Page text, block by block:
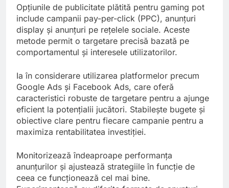
Opțiunile de publicitate plătită pentru gaming pot
include campanii pay-per-click (PPC), anunțuri
display și anunțuri pe rețelele sociale. Aceste
metode permit o targetare precisă bazată pe
comportamentul și interesele utilizatorilor.
Ia în considerare utilizarea platformelor precum
Google Ads și Facebook Ads, care oferă
caracteristici robuste de targetare pentru a ajunge
eficient la potențialii jucători. Stabilește bugete și
obiective clare pentru fiecare campanie pentru a
maximiza rentabilitatea investiției.
Monitorizează îndeaproape performanța
anunțurilor și ajustează strategiile în funcție de
ceea ce funcționează cel mai bine.